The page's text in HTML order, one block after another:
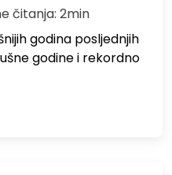
čitanja: 2min
godina posljednjih
godine i rekordno